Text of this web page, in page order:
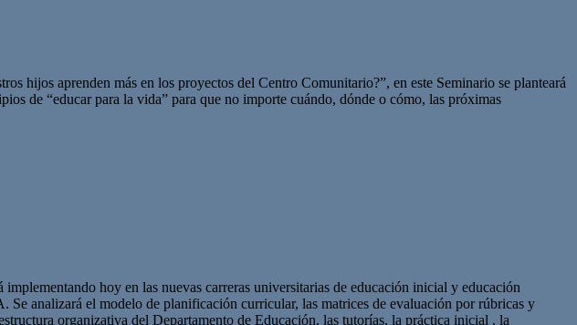
hijos aprenden más en los proyectos del Centro Comunitario?”, en este Seminario se planteará
de “educar para la vida” para que no importe cuándo, dónde o cómo, las próximas
hoy en las nuevas carreras universitarias de educación inicial y educación
analizará el modelo de planificación curricular, las matrices de evaluación por rúbricas y
organizativa del Departamento de Educación, las tutorías, la práctica inicial , la